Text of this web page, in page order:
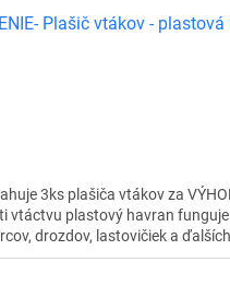
Plašič vtákov -
3ks plašiča vtákov za
vtáctvu plastový havran
drozdov, lastovičiek a